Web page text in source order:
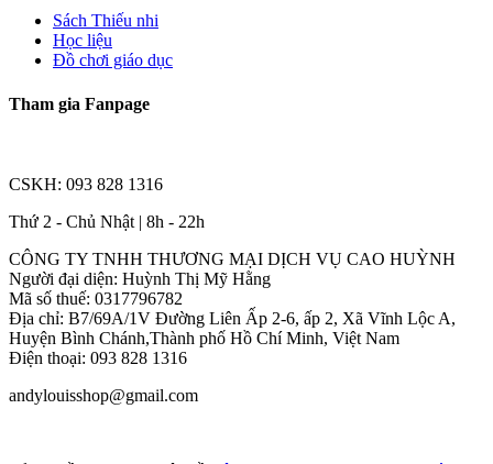
Sách Thiếu nhi
Học liệu
Đồ chơi giáo dục
Tham gia Fanpage
CSKH: 093 828 1316
Thứ 2 - Chủ Nhật | 8h - 22h
CÔNG TY TNHH THƯƠNG MẠI DỊCH VỤ CAO HUỲNH
Người đại diện: Huỳnh Thị Mỹ Hằng
Mã số thuế: 0317796782
Địa chỉ: B7/69A/1V Đường Liên Ấp 2-6, ấp 2, Xã Vĩnh Lộc A,
Huyện Bình Chánh,Thành phố Hồ Chí Minh, Việt Nam
Điện thoại: 093 828 1316
andylouisshop@gmail.com